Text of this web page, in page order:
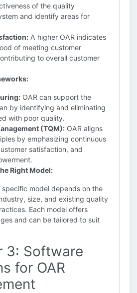
of the quality
and identify areas for
A higher OAR indicates
of meeting customer
to overall customer
OAR can support the
by identifying and eliminating
with poor quality.
(TQM): OAR aligns
by emphasizing continuous
satisfaction, and
Right Model:
model depends on the
size, and existing quality
Each model offers
and can be tailored to suit
3: Software
for OAR